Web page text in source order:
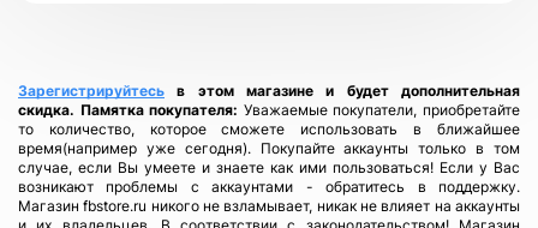
Зарегистрируйтесь
в этом магазине и будет дополнительная
скидка. Памятка покупателя: Уважаемые покупатели, приобретайте
то количество, которое сможете использовать в ближайшее
время(например уже сегодня). Покупайте аккаунты только в том
случае, если Вы умеете и знаете как ими пользоваться! Если у Вас
возникают проблемы с аккаунтами - обратитесь в поддержку.
Магазин fbstore.ru никого не взламывает, никак не влияет на аккаунты